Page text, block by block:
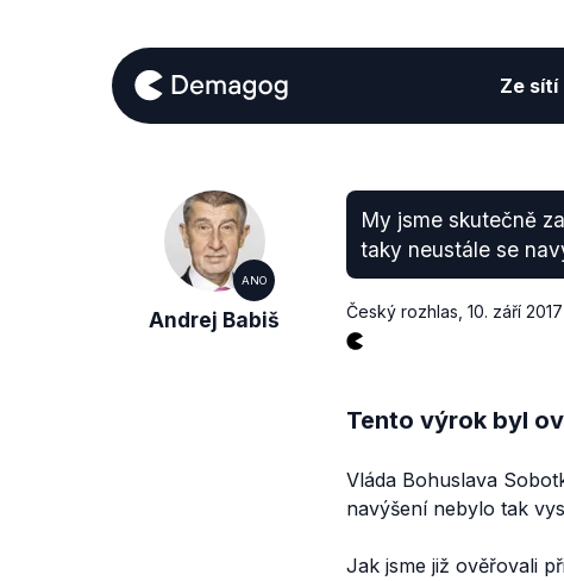
Ze sítí
ANO
Andrej Babiš
My jsme skutečně
taky neustále se
Český rozhlas 10. září 2017
Tento výrok byl
Vláda Bohuslava
navýšení nebylo tak
Jak jsme již ověřovali